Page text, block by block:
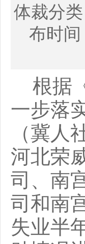
体裁分
布时
根据
一步落
（冀人
河北荣
司、南
司和南
失业半